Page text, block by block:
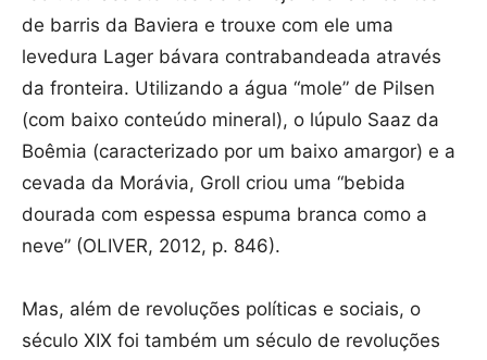
de barris da Baviera e trouxe com ele uma
levedura Lager bávara contrabandeada através
da fronteira. Utilizando a água “mole” de Pilsen
(com baixo conteúdo mineral), o lúpulo Saaz da
Boêmia (caracterizado por um baixo amargor) e a
cevada da Morávia, Groll criou uma “bebida
dourada com espessa espuma branca como a
neve” (OLIVER, 2012, p. 846).
Mas, além de revoluções políticas e sociais, o
século XIX foi também um século de revoluções